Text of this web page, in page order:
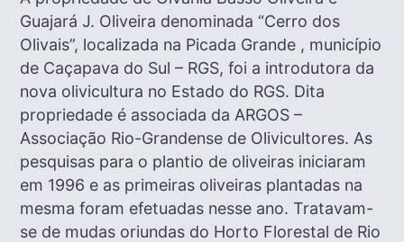
Guajará J. Oliveira denominada “Cerro dos
Olivais”, localizada na Picada Grande , município
de Caçapava do Sul – RGS, foi a introdutora da
nova olivicultura no Estado do RGS. Dita
propriedade é associada da ARGOS –
Associação Rio-Grandense de Olivicultores. As
pesquisas para o plantio de oliveiras iniciaram
em 1996 e as primeiras oliveiras plantadas na
mesma foram efetuadas nesse ano. Tratavam-
se de mudas oriundas do Horto Florestal de Rio